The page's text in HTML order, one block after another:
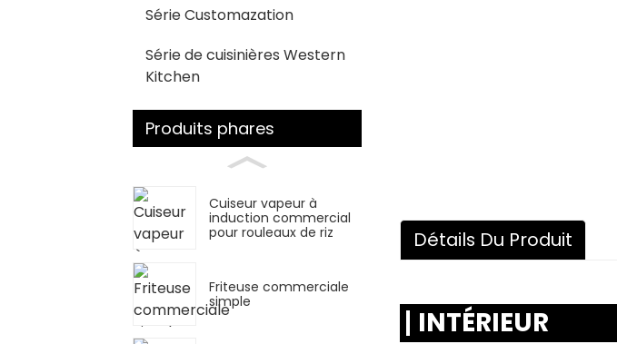
Série Customazation
Série de cuisinières Western
Kitchen
Produits phares
Cuiseur vapeur à
induction commercial
pour rouleaux de riz
Friteuse commerciale
simple
Détails Du Produit
INTÉRIEUR